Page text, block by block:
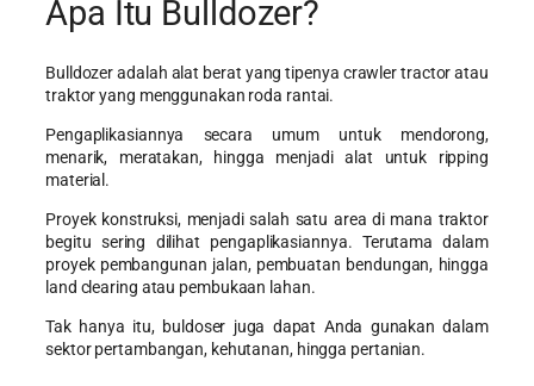
Apa Itu Bulldozer?
Bulldozer adalah alat berat yang tipenya crawler tractor atau
traktor yang menggunakan roda rantai.
Pengaplikasiannya secara umum untuk mendorong,
menarik, meratakan, hingga menjadi alat untuk ripping
material.
Proyek konstruksi, menjadi salah satu area di mana traktor
begitu sering dilihat pengaplikasiannya. Terutama dalam
proyek pembangunan jalan, pembuatan bendungan, hingga
land clearing atau pembukaan lahan.
Tak hanya itu, buldoser juga dapat Anda gunakan dalam
sektor pertambangan, kehutanan, hingga pertanian.